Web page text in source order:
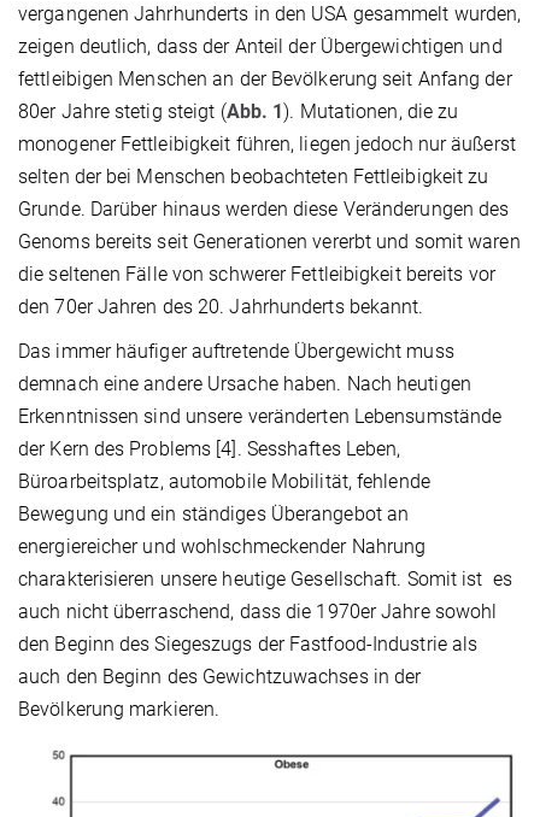
vergangenen Jahrhunderts in den USA gesammelt wurden,
zeigen deutlich, dass der Anteil der Übergewichtigen und
fettleibigen Menschen an der Bevölkerung seit Anfang der
80er Jahre stetig steigt (Abb. 1). Mutationen, die zu
monogener Fettleibigkeit führen, liegen jedoch nur äußerst
selten der bei Menschen beobachteten Fettleibigkeit zu
Grunde. Darüber hinaus werden diese Veränderungen des
Genoms bereits seit Generationen vererbt und somit waren
die seltenen Fälle von schwerer Fettleibigkeit bereits vor
den 70er Jahren des 20. Jahrhunderts bekannt.
Das immer häufiger auftretende Übergewicht muss
demnach eine andere Ursache haben. Nach heutigen
Erkenntnissen sind unsere veränderten Lebensumstände
der Kern des Problems [4]. Sesshaftes Leben,
Büroarbeitsplatz, automobile Mobilität, fehlende
Bewegung und ein ständiges Überangebot an
energiereicher und wohlschmeckender Nahrung
charakterisieren unsere heutige Gesellschaft. Somit ist es
auch nicht überraschend, dass die 1970er Jahre sowohl
den Beginn des Siegeszugs der Fastfood-Industrie als
auch den Beginn des Gewichtzuwachses in der
Bevölkerung markieren.